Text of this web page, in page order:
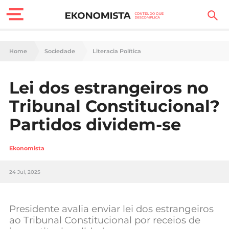
Finanças Pessoais
Carreira
Casa
Lifestyle
Sociedade
Negócios
Home Sociedade Literacia Política
Lei dos estrangeiros no
Tribunal Constitucional?
Partidos dividem-se
Ekonomista
24 Jul, 2025
Presidente avalia enviar lei dos estrangeiros
ao Tribunal Constitucional por receios de